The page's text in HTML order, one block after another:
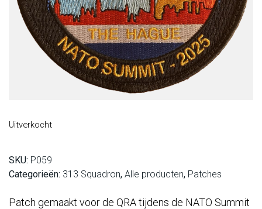
Patch gemaakt voor de QRA tijdens de NATO Summit
Uitverkocht
SKU: P059
Categorieën: 313 Squadron, Alle producten, Patches